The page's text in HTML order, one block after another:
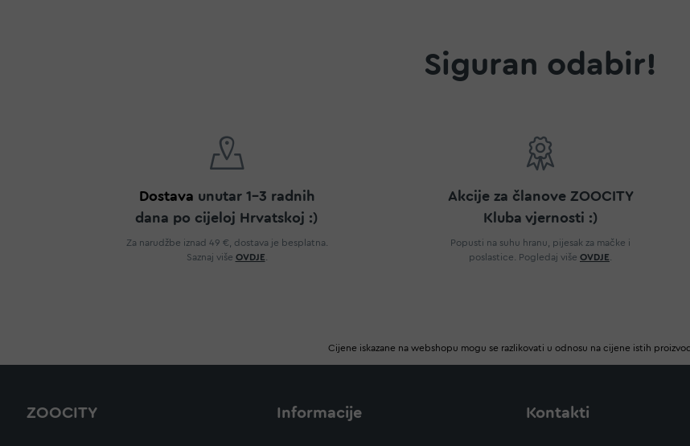
Siguran odabir!
Dostava unutar 1-3 radnih
dana po cijeloj Hrvatskoj :)
Za narudžbe iznad 49 €, dostava je besplatna.
Saznaj više OVDJE
Akcije za članove ZOOCITY
Kluba vjernosti :)
Popusti na suhu hranu, pijesak za mačke i
poslastice. Pogledaj više OVDJE
Cijene iskazane na webshopu mogu se razlikovati u odnosu na cijene istih
ZOOCITY Informacije Kontakti